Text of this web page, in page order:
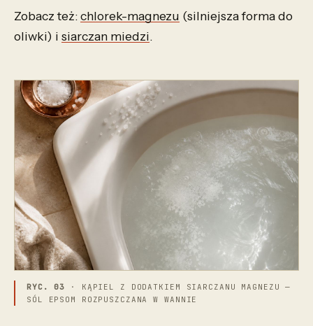
Zobacz też:chlorek-magnezu (silniejsza forma do
oliwki) i siarczan miedzi.
RYC. 03 · KĄPIEL Z DODATKIEM SIARCZANU MAGNEZU —
SÓL EPSOM ROZPUSZCZANA W WANNIE